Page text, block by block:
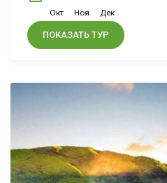
Окт
Ноя Дек
ПОКАЗАТЬ ТУР